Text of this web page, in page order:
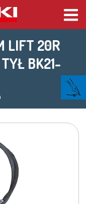
LIFT 20R
BK21-